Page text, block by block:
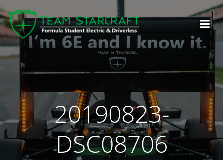
20190823-
DSC08706